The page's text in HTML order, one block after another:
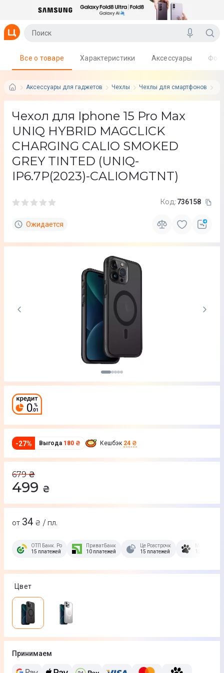
Аксессуары для гаджетов Чехлы Чехлы для смартфонов
Все о товаре Характеристики Аксессуары
Чехол для Iphone 15 Pro Max
UNIQ HYBRID MAGCLICK
CHARGING CALIO SMOKED
GREY TINTED (UNIQ-
IP6.7P(2023)-CALIOMGTNT)
Код: 736158
Ожидается
-27% Выгода 180 ₴ Кешбэк 24 ₴
679 ₴
499 ₴
от 34 ₴ / пл.
ОТП Банк. Розстрочка Скибочка.
15 платежей
ПриватБанк
10 платежей
Це Розстрочка
15 платежей
12
Цвет
Принимаем